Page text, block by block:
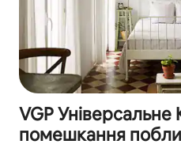
VGP Універсальне
помешкання